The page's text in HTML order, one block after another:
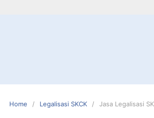
Home Legalisasi SKCK Jasa Legalisasi